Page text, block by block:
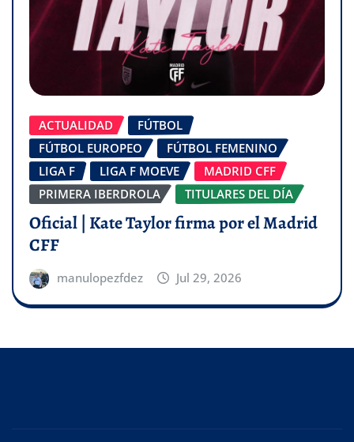
ACTUALIDAD
FÚTBOL
FÚTBOL EUROPEO
FÚTBOL FEMENINO
LIGA F
LIGA F MOEVE
MADRID CFF
PRIMERA IBERDROLA
TITULARES DEL DÍA
Oficial | Kate Taylor firma por el Madrid
CFF
manulopezfdez Jul 29, 2026